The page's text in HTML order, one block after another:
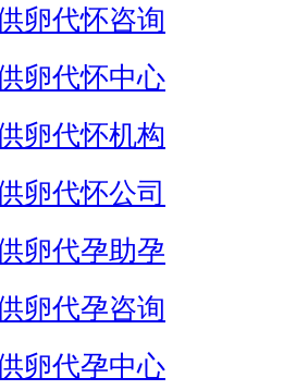
卵代怀咨询
卵代怀中心
卵代怀机构
卵代怀公司
卵代孕助孕
卵代孕咨询
卵代孕中心